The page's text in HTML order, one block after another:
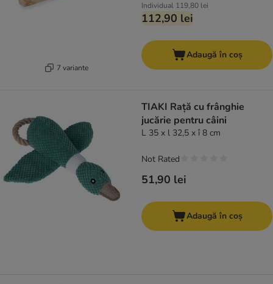
7 variante
Individual 119,80 lei
112,90 lei
Adaugă în coș
TIAKI Rață cu frânghie
jucărie pentru câini
L 35 x l 32,5 x î 8 cm
51,90 lei
Not Rated
Adaugă în coș